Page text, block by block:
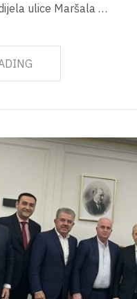
ulice Maršala …